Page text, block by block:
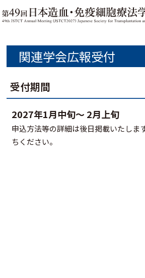
関連学会広報受付
受付期間
2027年1月中旬～ 2月上旬
申込方法等の詳細は後日掲載いたしま
ちください。